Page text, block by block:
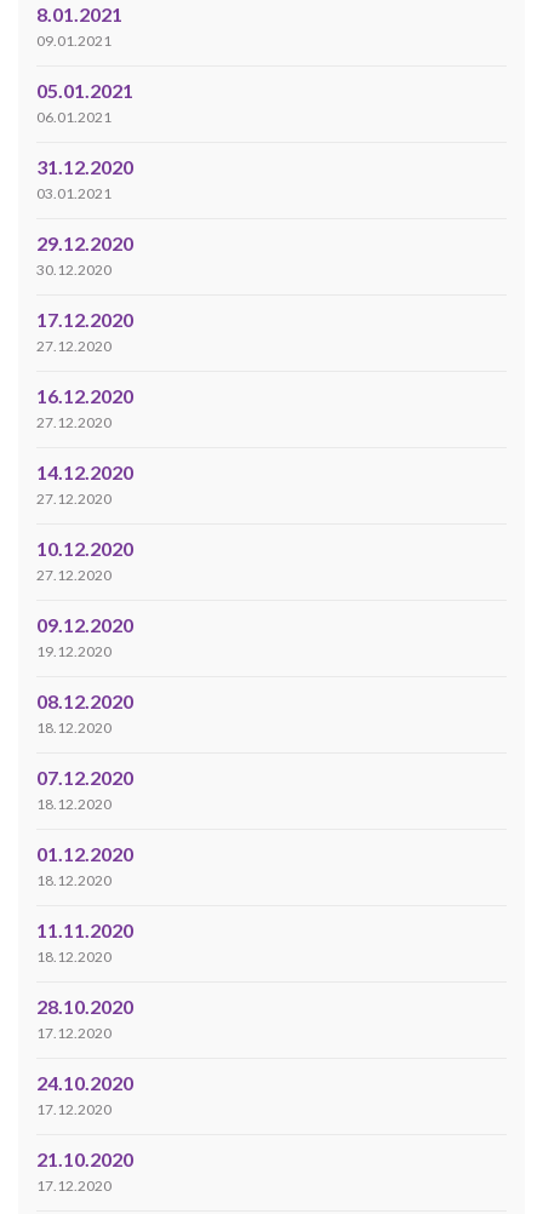
8.01.2021
09.01.2021
05.01.2021
06.01.2021
31.12.2020
03.01.2021
29.12.2020
30.12.2020
17.12.2020
27.12.2020
16.12.2020
27.12.2020
14.12.2020
27.12.2020
10.12.2020
27.12.2020
09.12.2020
19.12.2020
08.12.2020
18.12.2020
07.12.2020
18.12.2020
01.12.2020
18.12.2020
11.11.2020
18.12.2020
28.10.2020
17.12.2020
24.10.2020
17.12.2020
21.10.2020
17.12.2020